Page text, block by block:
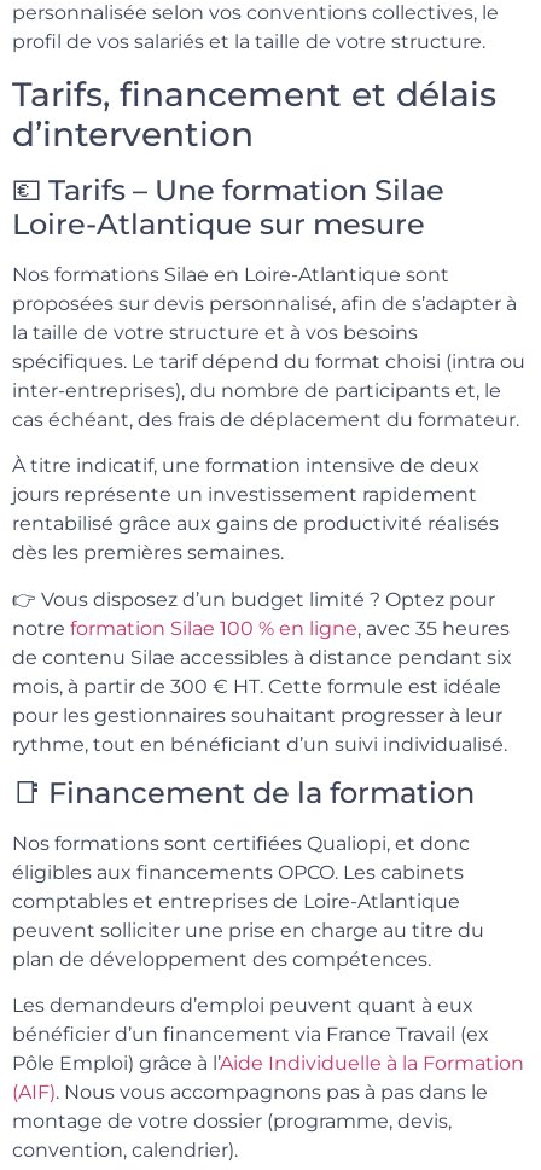
personnalisée selon vos conventions collectives, le
profil de vos salariés et la taille de votre structure.
Tarifs, financement et délais
d’intervention
💶 Tarifs – Une formation Silae
Loire-Atlantique sur mesure
Nos formations Silae en Loire-Atlantique sont
proposées sur devis personnalisé, afin de s’adapter à
la taille de votre structure et à vos besoins
spécifiques. Le tarif dépend du format choisi (intra ou
inter-entreprises), du nombre de participants et, le
cas échéant, des frais de déplacement du formateur.
À titre indicatif, une formation intensive de deux
jours représente un investissement rapidement
rentabilisé grâce aux gains de productivité réalisés
dès les premières semaines.
👉 Vous disposez d’un budget limité ? Optez pour
notre formation Silae 100 % en ligne, avec 35 heures
de contenu Silae accessibles à distance pendant six
mois, à partir de 300 € HT. Cette formule est idéale
pour les gestionnaires souhaitant progresser à leur
rythme, tout en bénéficiant d’un suivi individualisé.
📑 Financement de la formation
Nos formations sont certifiées Qualiopi, et donc
éligibles aux financements OPCO. Les cabinets
comptables et entreprises de Loire-Atlantique
peuvent solliciter une prise en charge au titre du
plan de développement des compétences.
Les demandeurs d’emploi peuvent quant à eux
bénéficier d’un financement via France Travail (ex
Pôle Emploi) grâce à l’Aide Individuelle à la Formation
(AIF). Nous vous accompagnons pas à pas dans le
montage de votre dossier (programme, devis,
convention, calendrier).